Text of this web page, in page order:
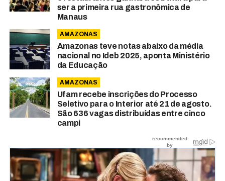
ser a primeira rua gastronômica de
Manaus
AMAZONAS
Amazonas teve notas abaixo da média
nacional no Ideb 2025, aponta Ministério
da Educação
AMAZONAS
Ufam recebe inscrições do Processo
Seletivo para o Interior até 21 de agosto.
São 636 vagas distribuídas entre cinco
campi